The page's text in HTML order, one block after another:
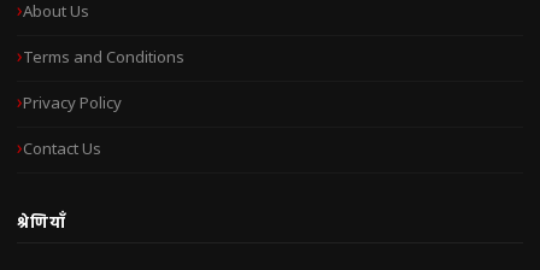
About Us
Terms and Conditions
Privacy Policy
Contact Us
श्रेणियाँ